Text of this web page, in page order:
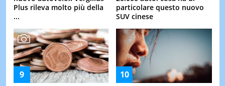
Plus rileva molto più della
...
particolare questo nuovo
SUV cinese